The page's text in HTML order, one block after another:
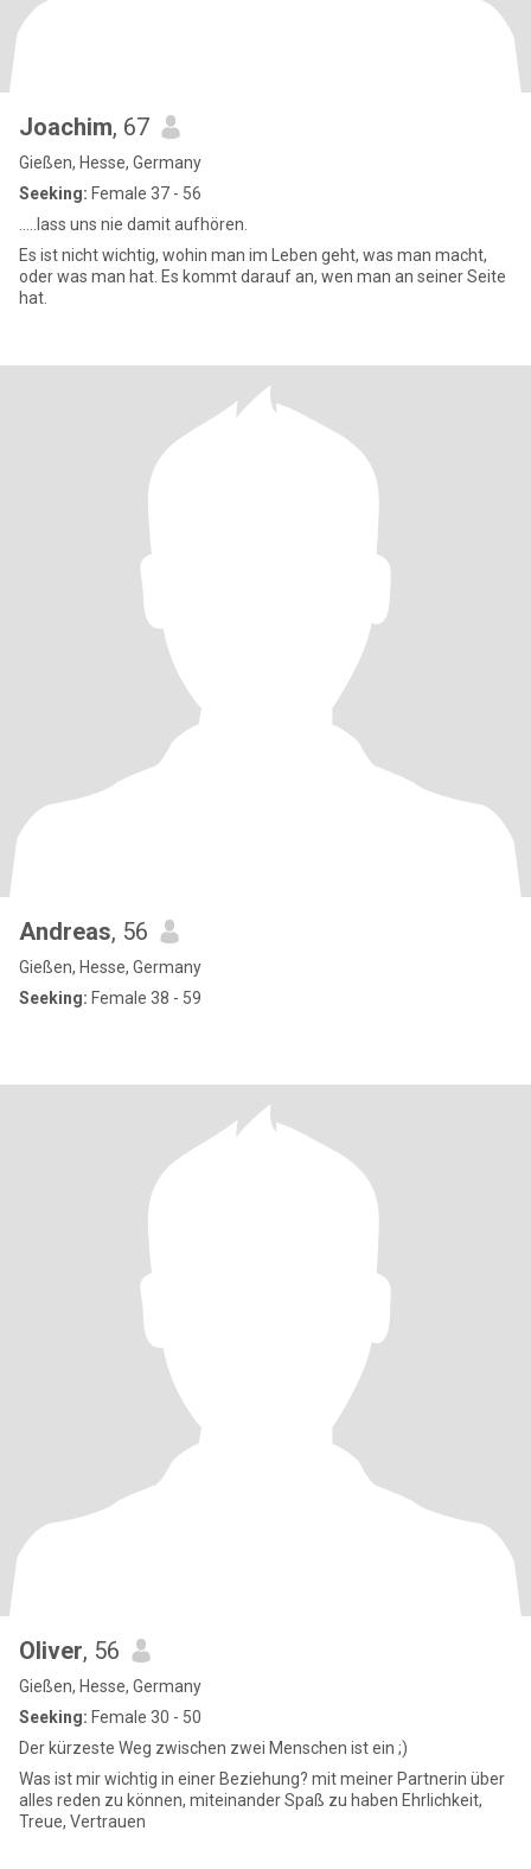
Joachim, 67
Gießen, Hesse, Germany
Seeking: Female 37 - 56
.....lass uns nie damit aufhören.
Es ist nicht wichtig, wohin man im Leben geht, was man macht,
oder was man hat. Es kommt darauf an, wen man an seiner Seite
hat.
Andreas, 56
Gießen, Hesse, Germany
Seeking: Female 38 - 59
Oliver, 56
Gießen, Hesse, Germany
Seeking: Female 30 - 50
Der kürzeste Weg zwischen zwei Menschen ist ein ;)
Was ist mir wichtig in einer Beziehung? mit meiner Partnerin über
alles reden zu können, miteinander Spaß zu haben Ehrlichkeit,
Treue, Vertrauen